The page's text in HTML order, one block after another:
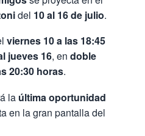
del 10 al 16 de julio.
viernes 10 a las 18:45
jueves 16, en doble
20:30 horas.
la última oportunidad
en la gran pantalla del